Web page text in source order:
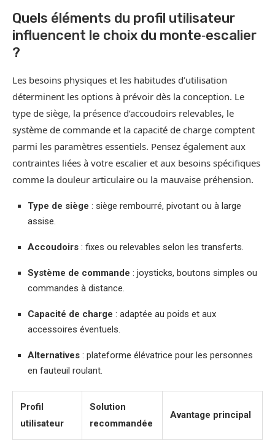
Quels éléments du profil utilisateur
influencent le choix du monte‑escalier
?
Les besoins physiques et les habitudes d’utilisation
déterminent les options à prévoir dès la conception. Le
type de siège, la présence d’accoudoirs relevables, le
système de commande et la capacité de charge comptent
parmi les paramètres essentiels. Pensez également aux
contraintes liées à votre escalier et aux besoins spécifiques
comme la douleur articulaire ou la mauvaise préhension.
Type de siège : siège rembourré, pivotant ou à large
assise.
Accoudoirs : fixes ou relevables selon les transferts.
Système de commande : joysticks, boutons simples ou
commandes à distance.
Capacité de charge : adaptée au poids et aux
accessoires éventuels.
Alternatives : plateforme élévatrice pour les personnes
en fauteuil roulant.
Profil
utilisateur
Solution
recommandée
Avantage principal